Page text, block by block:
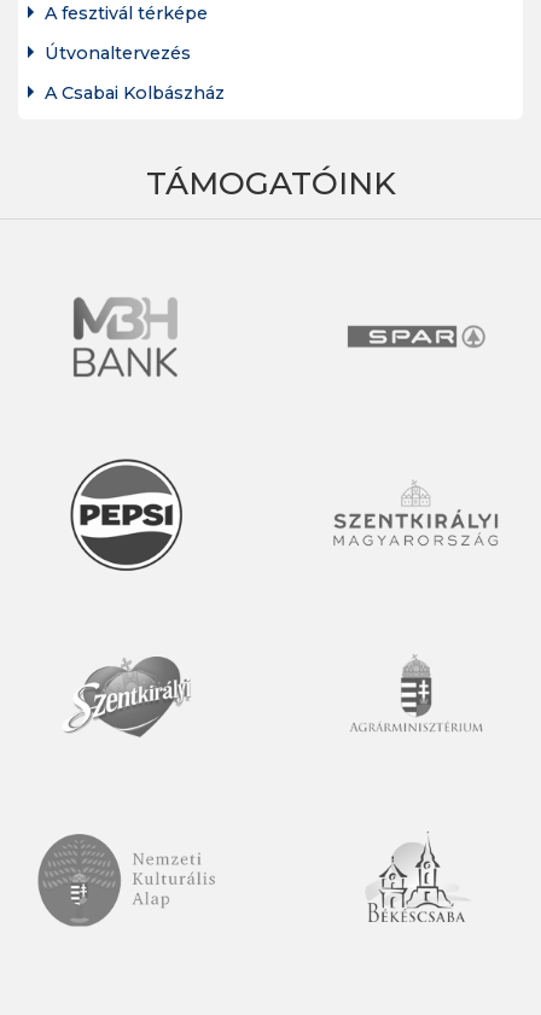
A fesztivál térképe
Útvonaltervezés
A Csabai Kolbászház
TÁMOGATÓINK